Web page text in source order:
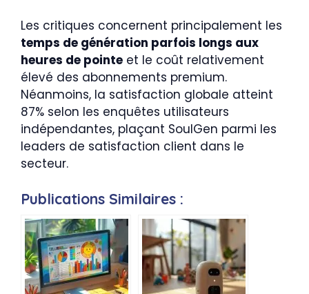
Les critiques concernent principalement les
temps de génération parfois longs aux
heures de pointe et le coût relativement
élevé des abonnements premium.
Néanmoins, la satisfaction globale atteint
87% selon les enquêtes utilisateurs
indépendantes, plaçant SoulGen parmi les
leaders de satisfaction client dans le
secteur.
Publications Similaires :